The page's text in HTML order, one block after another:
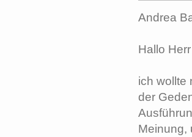
Andrea
Hallo
ich wollte
der
Meinung,